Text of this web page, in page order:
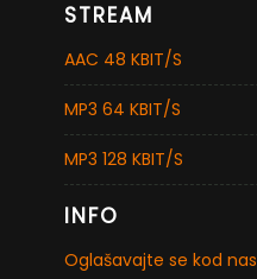
STREAM
AAC 48 KBIT/S
MP3 64 KBIT/S
MP3 128 KBIT/S
INFO
Oglašavajte se kod nas